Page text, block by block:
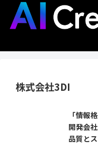
株式会社3DI
「情報
開発会
品質と